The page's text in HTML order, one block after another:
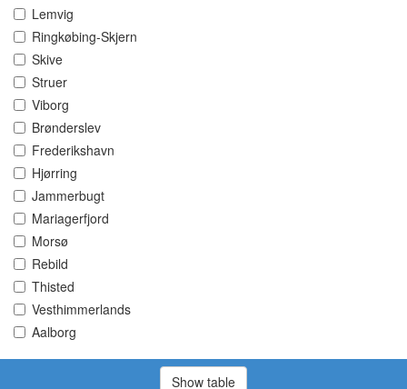
Lemvig
Ringkøbing-Skjern
Skive
Struer
Viborg
Brønderslev
Frederikshavn
Hjørring
Jammerbugt
Mariagerfjord
Morsø
Rebild
Thisted
Vesthimmerlands
Aalborg
Show table